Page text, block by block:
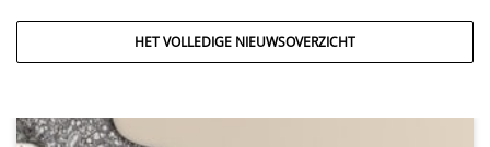
HET VOLLEDIGE NIEUWSOVERZICHT